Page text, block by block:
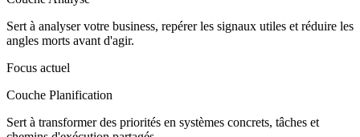
Sert à analyser votre business, repérer les signaux utiles et réduire les
angles morts avant d'agir.
Focus actuel
Couche Planification
Sert à transformer des priorités en systèmes concrets, tâches et